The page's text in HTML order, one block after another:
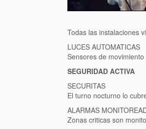
Todas las instalaciones
LUCES AUTOMATICAS
Sensores de
SEGURIDAD ACTIVA
SECURITAS
El turno nocturno lo
ALARMAS
Zonas criticas son